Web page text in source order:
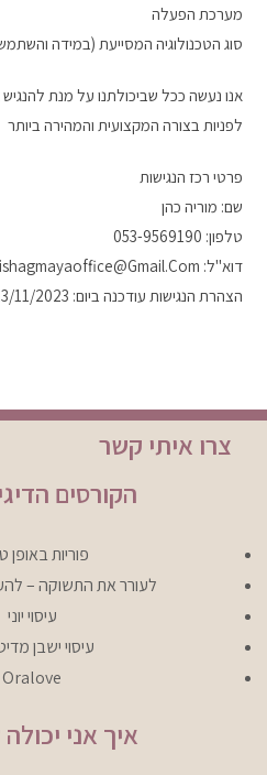
מערכת הפעלה
סוג הטכנולוגיה המסייעת (במידה
אנו נעשה ככל שביכולתנו על מנת
לפניות בצורה המקצועית והמהירה ביותר
פרטי רכז הנגישות
שם: מוריה כהן
טלפון: 053-9569190
דוא"ל: Avishagmayaoffice@gmail.com
הצהרת הנגישות עודכנה ביום: 13/11/2023
צרו איתי קשר
הקורסים
פוריות באופן
לעורר את התשוקה –
עיסוי יוני
עיסוי ישבן
Oralove
איך אני